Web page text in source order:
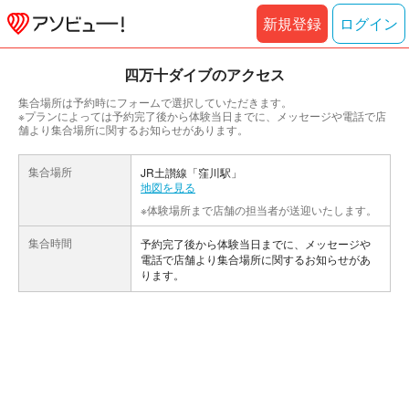
新規登録 ログイン
四万十ダイブのアクセス
集合場所は予約時にフォームで選択していただきます。
※プランによっては予約完了後から体験当日までに、メッセージや電話で店
舗より集合場所に関するお知らせがあります。
集合場所
JR土讃線「窪川駅」
地図を見る
※体験場所まで店舗の担当者が送迎いたします。
集合時間
予約完了後から体験当日までに、メッセージや
電話で店舗より集合場所に関するお知らせがあ
ります。